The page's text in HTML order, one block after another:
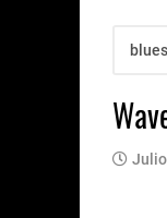
blues